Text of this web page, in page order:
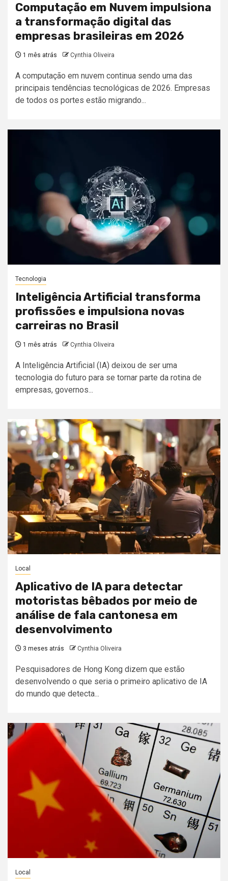
Computação em Nuvem impulsiona
a transformação digital das
empresas brasileiras em 2026
1 mês atrás Cynthia Oliveira
A computação em nuvem continua sendo uma das
principais tendências tecnológicas de 2026. Empresas
de todos os portes estão migrando...
Tecnologia
Inteligência Artificial transforma
profissões e impulsiona novas
carreiras no Brasil
1 mês atrás Cynthia Oliveira
A Inteligência Artificial (IA) deixou de ser uma
tecnologia do futuro para se tornar parte da rotina de
empresas, governos...
Local
Aplicativo de IA para detectar
motoristas bêbados por meio de
análise de fala cantonesa em
desenvolvimento
3 meses atrás Cynthia Oliveira
Pesquisadores de Hong Kong dizem que estão
desenvolvendo o que seria o primeiro aplicativo de IA
do mundo que detecta...
Local